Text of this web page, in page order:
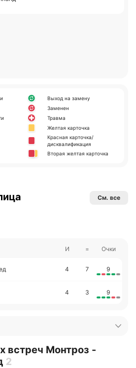
Выход на замену
Заменен
Травма
Желтая карточка
Красная карточка/
дисквалификация
Вторая желтая карточка
См. все
И = Очки
4 7 9
4 3 9
встреч Монтроз -
2